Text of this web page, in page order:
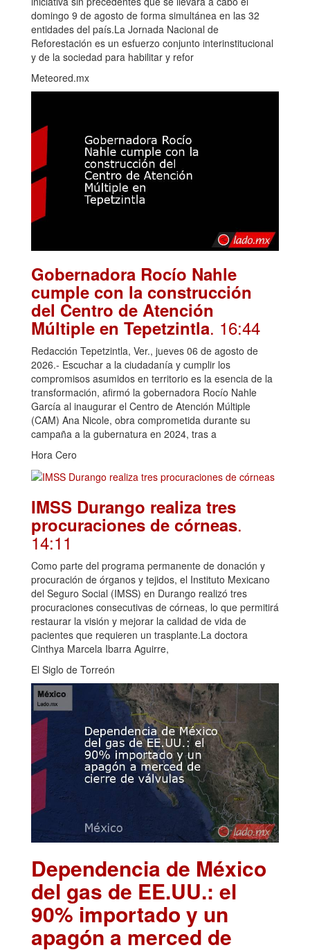
domingo 9 de agosto de forma simultánea en las 32
entidades del país.La Jornada Nacional de
Reforestación es un esfuerzo conjunto interinstitucional
y de la sociedad para habilitar y refor
Meteored.mx
Gobernadora Rocío Nahle
cumple con la construcción
del Centro de Atención
Múltiple en Tepetzintla. 16:44
Redacción Tepetzintla, Ver., jueves 06 de agosto de
2026.- Escuchar a la ciudadanía y cumplir los
compromisos asumidos en territorio es la esencia de la
transformación, afirmó la gobernadora Rocío Nahle
García al inaugurar el Centro de Atención Múltiple
(CAM) Ana Nicole, obra comprometida durante su
campaña a la gubernatura en 2024, tras a
Hora Cero
IMSS Durango realiza tres
procuraciones de córneas.
14:11
Como parte del programa permanente de donación y
procuración de órganos y tejidos, el Instituto Mexicano
del Seguro Social (IMSS) en Durango realizó tres
procuraciones consecutivas de córneas, lo que permitirá
restaurar la visión y mejorar la calidad de vida de
pacientes que requieren un trasplante.La doctora
Cinthya Marcela Ibarra Aguirre,
El Siglo de Torreón
Dependencia de México
del gas de EE.UU.: el
90% importado y un
apagón a merced de